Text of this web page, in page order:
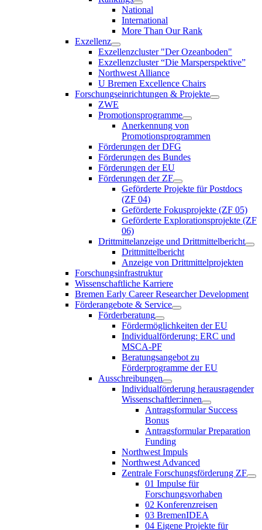
National
International
More Than Our Rank
Exzellenz
Exzellenzcluster "Der Ozeanboden"
Exzellenzcluster “Die Marsperspektive”
Northwest Alliance
U Bremen Excellence Chairs
Forschungseinrichtungen & Projekte
ZWE
Promotionsprogramme
Anerkennung von
Promotionsprogrammen
Förderungen der DFG
Förderungen des Bundes
Förderungen der EU
Förderungen der ZF
Geförderte Projekte für Postdocs
(ZF 04)
Geförderte Fokusprojekte (ZF 05)
Geförderte Explorationsprojekte (ZF
06)
Drittmittelanzeige und Drittmittelbericht
Drittmittelbericht
Anzeige von Drittmittelprojekten
Forschungsinfrastruktur
Wissenschaftliche Karriere
Bremen Early Career Researcher Development
Förderangebote & Service
Förderberatung
Fördermöglichkeiten der EU
Individualförderung: ERC und
MSCA-PF
Beratungsangebot zu
Förderprogramme der EU
Ausschreibungen
Individualförderung herausragender
Wissenschaftler:innen
Antragsformular Success
Bonus
Antragsformular Preparation
Funding
Northwest Impuls
Northwest Advanced
Zentrale Forschungsförderung ZF
01 Impulse für
Forschungsvorhaben
02 Konferenzreisen
03 BremenIDEA
04 Eigene Projekte für